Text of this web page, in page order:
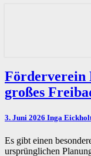
Förderverein
Freibad
Neubeckum
großes
an
Fronleichnam
Förderverein
großes
3. Juni 2026 Inga
Es gibt einen
ursprünglichen